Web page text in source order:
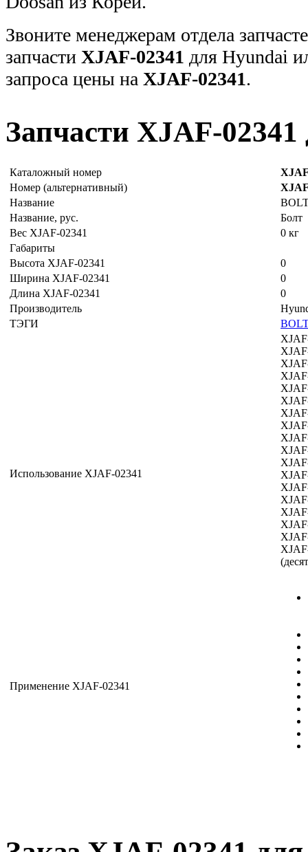
Звоните менеджерам отдела
запчасти XJAF-02341 для Hyundai
запроса цены на XJAF-02341.
Запчасти XJAF-
Каталожный номер
Номер (альтернативный)
Название
Название, рус.
Болт
Вес XJAF-02341
0 кг
Габариты
Высота XJAF-02341
0
Ширина XJAF-02341
0
Длина XJAF-02341
0
Производитель
ТЭГИ
Использование XJAF-02341
Применение XJAF-02341